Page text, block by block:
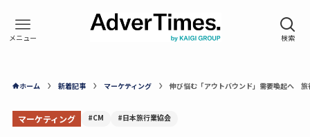
ホーム 新着記事 マーケティング 伸び悩む「アウトバウンド」需要喚起へ 旅
マーケティング #CM #日本旅行業協会